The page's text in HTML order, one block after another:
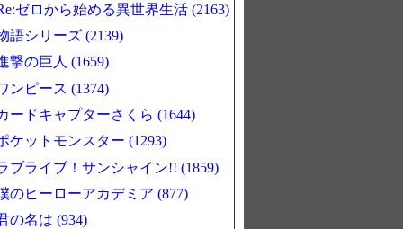
ゼロから始める異世界生活 (2163)
語シリーズ (2139)
撃の巨人 (1659)
ンピース (1374)
ードキャプターさくら (1644)
ケットモンスター (1293)
ブライブ！サンシャイン!! (1859)
のヒーローアカデミア (877)
の名は (934)